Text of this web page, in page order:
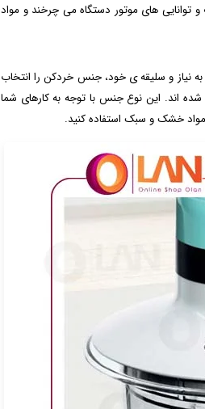
این تیغه ها با توجه به قدرت و توانایی های موتور دستگاه می چرخند و مواد
به نیاز و سلیقه ی خود، جنس خردکن را انتخاب
اند. این نوع جنس با توجه به کارهای شما
مواد خشک و سبک استفاده کنید.